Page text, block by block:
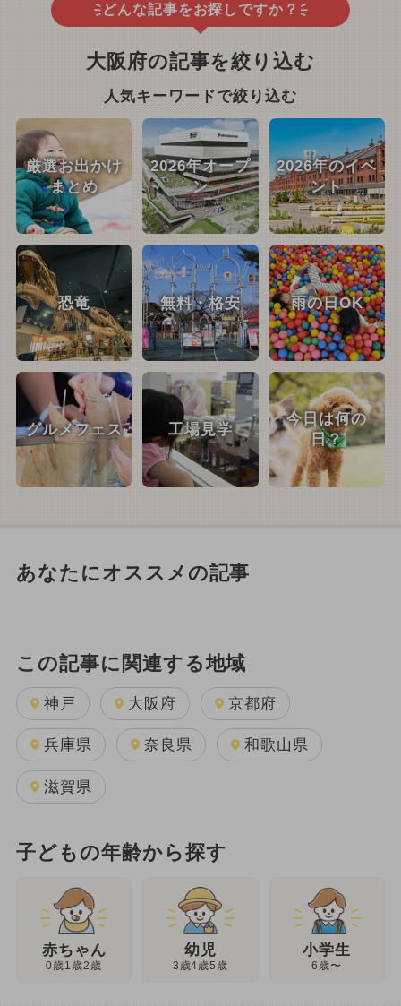
どんな記事をお探しですか？
大阪府の記事を絞り込む
人気キーワードで絞り込む
厳選お出かけ
まとめ
2026年オープ
ン
2026年のイベ
ント
恐竜 無料・格安 雨の日OK
グルメフェス 工場見学
今日は何の
日？
あなたにオススメの記事
この記事に関連する地域
神戸 大阪府 京都府
兵庫県 奈良県 和歌山県
滋賀県
子どもの年齢から探す
赤ちゃん
0歳1歳2歳
幼児
3歳4歳5歳
小学生
6歳〜